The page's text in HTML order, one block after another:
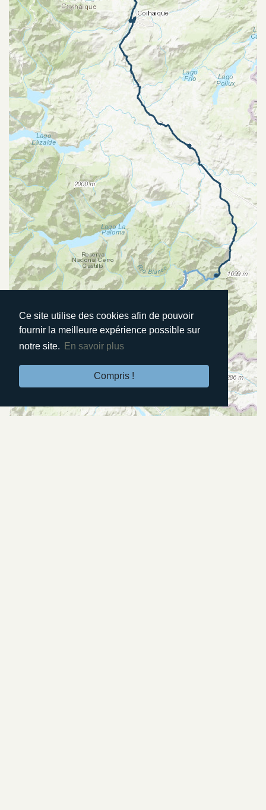
Ce site utilise des cookies afin de pouvoir
fournir la meilleure expérience possible sur
notre site.
En savoir plus
Compris !